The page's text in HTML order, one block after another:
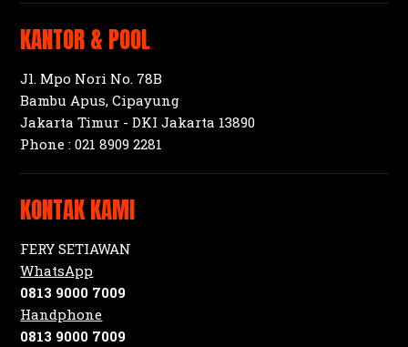
KANTOR & POOL
Jl. Mpo Nori No. 78B
Bambu Apus, Cipayung
Jakarta Timur - DKI Jakarta 13890
Phone :021 8909 2281
KONTAK KAMI
FERY SETIAWAN
WhatsApp
0813 9000 7009
Handphone
0813 9000 7009